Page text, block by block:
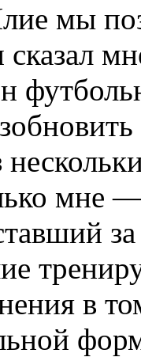
мы
мне —
в